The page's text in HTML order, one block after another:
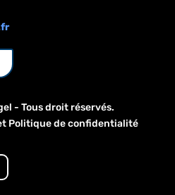
- Tous droit réservés.
Politique de confidentialité